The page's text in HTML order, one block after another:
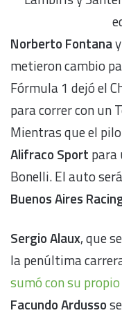
Norberto Fontanay
metieron cambio
Fórmula 1 dejó el
para correr con un
Mientras que el
Alifraco Sport para
Bonelli. El auto
Buenos Aires
Sergio Alaux, que
la penúltima
sumó con su
Facundo Ardusso